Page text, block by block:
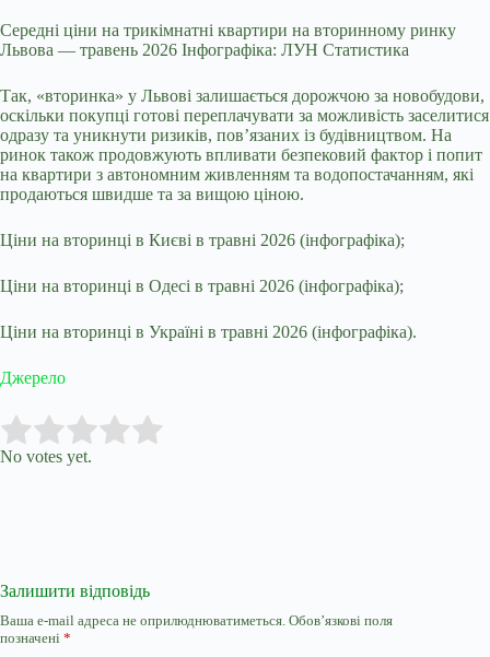
Середні ціни на трикімнатні квартири на вторинному ринку
Львова — травень 2026 Інфографіка: ЛУН Статистика
Так, «вторинка» у Львові залишається дорожчою за новобудови,
оскільки покупці готові переплачувати за можливість заселитися
одразу та уникнути ризиків, пов’язаних із будівництвом. На
ринок також продовжують впливати безпековий фактор і попит
на квартири з автономним живленням та водопостачанням, які
продаються швидше та за вищою ціною.
Ціни на вторинці в Києві в травні 2026 (інфографіка);
Ціни на вторинці в Одесі в травні 2026 (інфографіка);
Ціни на вторинці в Україні в травні 2026 (інфографіка).
Джерело
Rate this item:
No votes yet.
Залишити відповідь
Ваша e-mail адреса не оприлюднюватиметься. Обов’язкові поля
позначені *